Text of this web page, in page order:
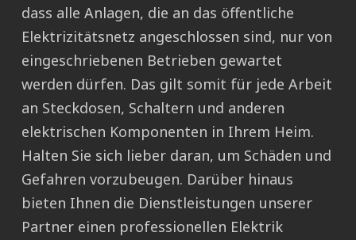
dass alle Anlagen, die an das öffentliche
Elektrizitätsnetz angeschlossen sind, nur von
eingeschriebenen Betrieben gewartet
werden dürfen. Das gilt somit für jede Arbeit
an Steckdosen, Schaltern und anderen
elektrischen Komponenten in Ihrem Heim.
Halten Sie sich lieber daran, um Schäden und
Gefahren vorzubeugen. Darüber hinaus
bieten Ihnen die Dienstleistungen unserer
Partner einen professionellen Elektrik